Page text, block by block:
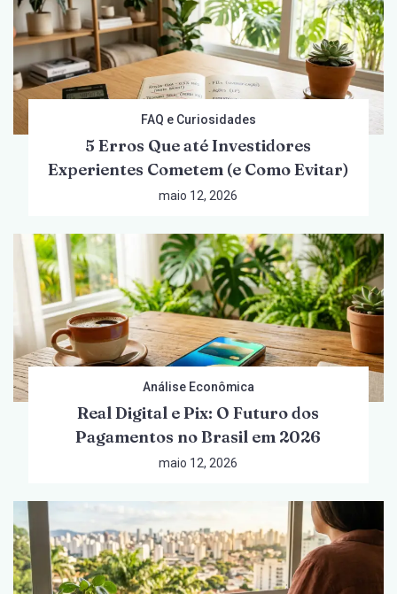
FAQ e Curiosidades
5 Erros Que até Investidores
Experientes Cometem (e Como Evitar)
maio 12, 2026
Análise Econômica
Real Digital e Pix: O Futuro dos
Pagamentos no Brasil em 2026
maio 12, 2026